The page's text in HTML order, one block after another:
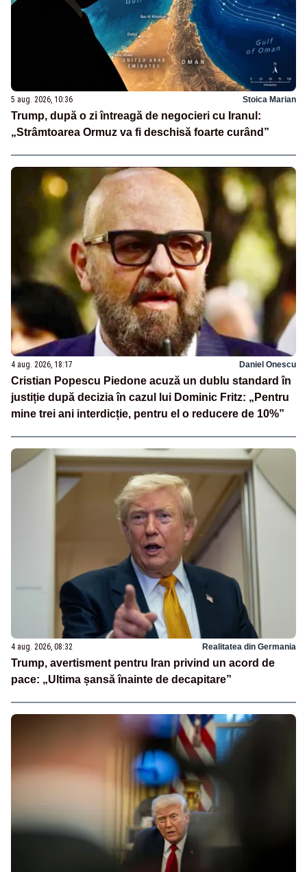
5 aug. 2026, 10:36 Stoica Marian
Trump, după o zi întreagă de negocieri cu Iranul:
„Strâmtoarea Ormuz va fi deschisă foarte curând”
4 aug. 2026, 18:17 Daniel Onescu
Cristian Popescu Piedone acuză un dublu standard în
justiție după decizia în cazul lui Dominic Fritz: „Pentru
mine trei ani interdicție, pentru el o reducere de 10%”
4 aug. 2026, 08:32 Realitatea din Germania
Trump, avertisment pentru Iran privind un acord de
pace: „Ultima șansă înainte de decapitare”